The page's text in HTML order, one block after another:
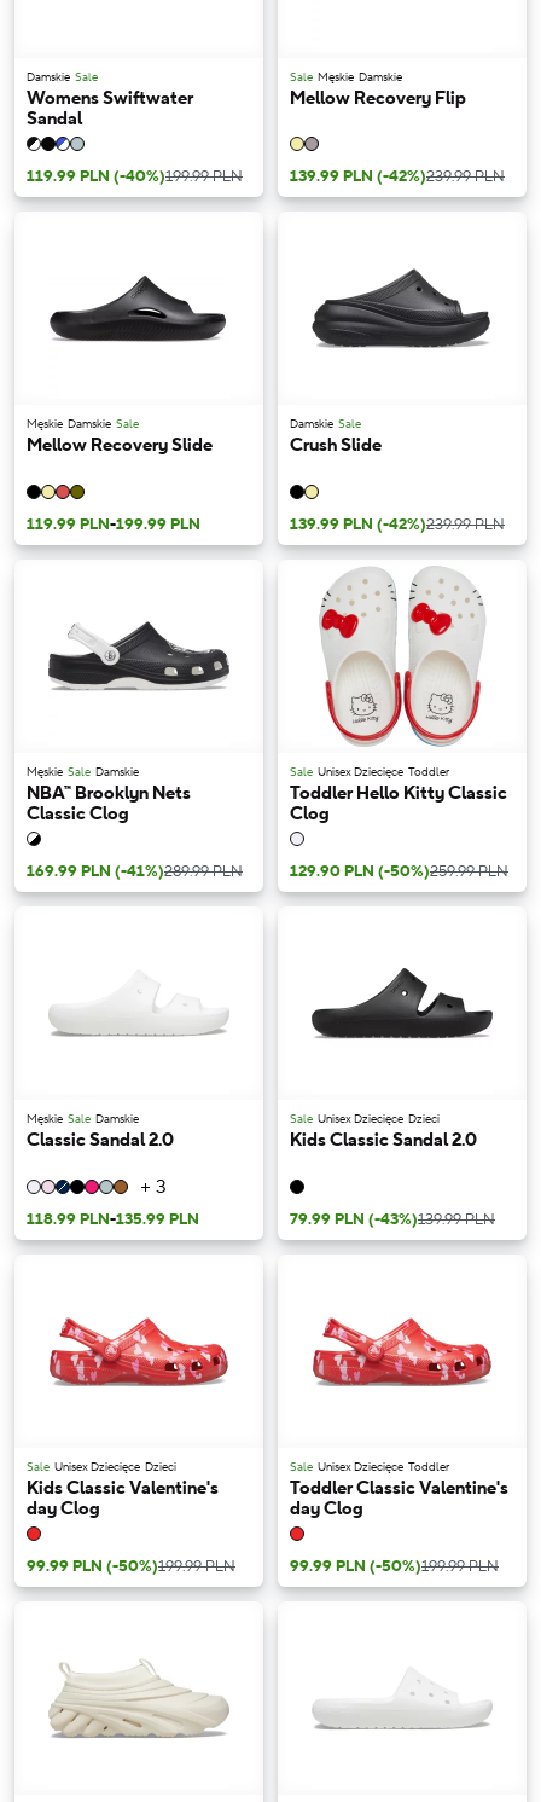
Damskie Sale
Womens Swiftwater
Sandal
119.99 PLN (-40%)199.99 PLN
Sale Męskie Damskie
Mellow Recovery Flip
139.99 PLN (-42%)239.99 PLN
Męskie Damskie Sale
Mellow Recovery Slide
119.99 PLN-199.99 PLN
Damskie Sale
Crush Slide
139.99 PLN (-42%)239.99 PLN
Męskie Sale Damskie
NBA™ Brooklyn Nets
Classic Clog
169.99 PLN (-41%)289.99 PLN
Sale Unisex Dziecięce Toddler
Toddler Hello Kitty Classic
Clog
129.90 PLN (-50%)259.99 PLN
Męskie Sale Damskie
Classic Sandal 2.0
+ 3
118.99 PLN-135.99 PLN
Sale Unisex Dziecięce Dzieci
Kids Classic Sandal 2.0
79.99 PLN (-43%)139.99 PLN
Sale Unisex Dziecięce Dzieci
Kids Classic Valentine's
day Clog
99.99 PLN (-50%)199.99 PLN
Sale Unisex Dziecięce Toddler
Toddler Classic Valentine's
day Clog
99.99 PLN (-50%)199.99 PLN